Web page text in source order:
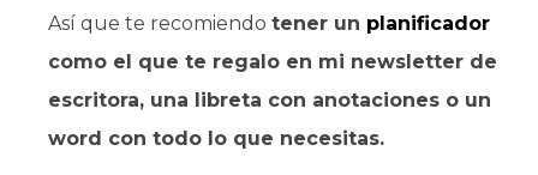
Así que te recomiendo tener un planificador
como el que te regalo en mi newsletter de
escritora, una libreta con anotaciones o un
word con todo lo que necesitas.